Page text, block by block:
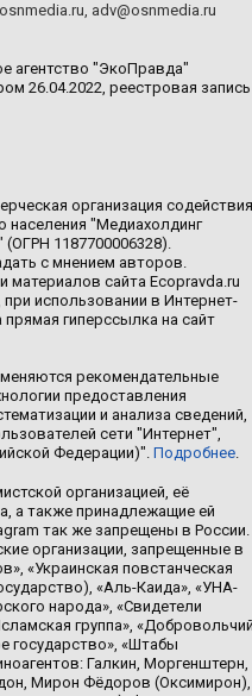
, adv@osnmedia.ru
агентство "ЭкоПравда"
26.04.2022, реестровая запись
организация содействия
"Медиахолдинг
1187700006328).
с мнением авторов.
материалов сайта Ecopravda.ru
использовании в Интернет-
прямая гиперссылка на сайт
рекомендательные
предоставления
и анализа сведений,
сети "Интернет",
Федерации)". Подробнее.
организацией, её
а также принадлежащие ей
так же запрещены в России.
организации, запрещенные в
«Украинская повстанческая
«Аль-Каида», «УНА-
народа», «Свидетели
группа»,
государство», «Штабы
Галкин, Моргенштерн,
Мирон Фёдоров (Оксимирон),